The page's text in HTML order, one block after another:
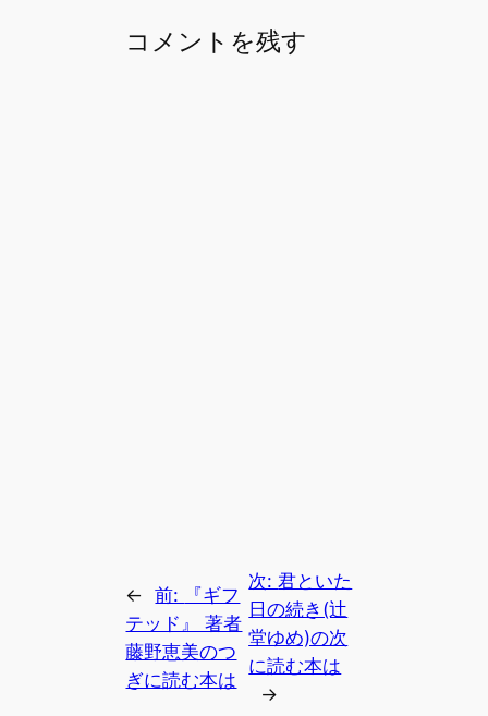
コメントを残す
← 前:
『ギフ
テッド』 著者
藤野恵美のつ
ぎに読む本は
次:君といた
日の続き(辻
堂ゆめ)の次
に読む本は
→